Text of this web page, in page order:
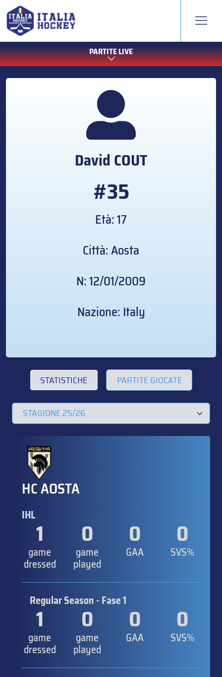
PARTITE LIVE
David COUT
#35
Età: 17
Città: Aosta
N: 12/01/2009
Nazione: Italy
STATISTICHE PARTITE GIOCATE
HC AOSTA
IHL
1
game
dressed
0
game
played
0
GAA
0
SVS%
Regular Season - Fase 1
1
game
dressed
0
game
played
0
GAA
0
SVS%